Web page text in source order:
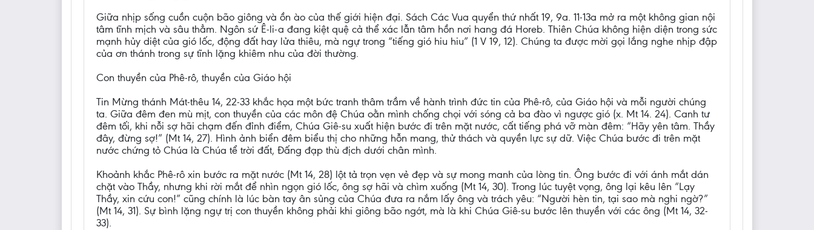
Giữa nhịp sống cuồn cuộn bão giông và ồn ào của thế giới hiện đại. Sách Các Vua quyển thứ nhất 19, 9a. 11-13a mở ra một không gian nội
tâm tĩnh mịch và sâu thẳm. Ngôn sứ Ê-li-a đang kiệt quệ cả thể xác lẫn tâm hồn nơi hang đá Horeb. Thiên Chúa không hiện diện trong sức
mạnh hủy diệt của gió lốc, động đất hay lửa thiêu, mà ngự trong “tiếng gió hiu hiu” (1 V 19, 12). Chúng ta được mời gọi lắng nghe nhịp đập
của ơn thánh trong sự tĩnh lặng khiêm nhu của đời thường.
Con thuyền của Phê-rô, thuyền của Giáo hội
Tin Mừng thánh Mát-thêu 14, 22-33 khắc họa một bức tranh thâm trầm về hành trình đức tin của Phê-rô, của Giáo hội và mỗi người chúng
ta. Giữa đêm đen mù mịt, con thuyền của các môn đệ Chúa oằn mình chống chọi với sóng cả ba đào vì ngược gió (x. Mt 14. 24). Canh tư
đêm tối, khi nỗi sợ hãi chạm đến đỉnh điểm, Chúa Giê-su xuất hiện bước đi trên mặt nước, cất tiếng phá vỡ màn đêm: “Hãy yên tâm. Thầy
đây, đừng sợ!” (Mt 14, 27). Hình ảnh biển đêm biểu thị cho những hỗn mang, thử thách và quyền lực sự dữ. Việc Chúa bước đi trên mặt
nước chứng tỏ Chúa là Chúa tể trời đất, Đấng đạp thù địch dưới chân mình.
Khoảnh khắc Phê-rô xin bước ra mặt nước (Mt 14, 28) lột tả trọn vẹn vẻ đẹp và sự mong manh của lòng tin. Ông bước đi với ánh mắt dán
chặt vào Thầy, nhưng khi rời mắt để nhìn ngọn gió lốc, ông sợ hãi và chìm xuống (Mt 14, 30). Trong lúc tuyệt vọng, ông lại kêu lên “Lạy
Thầy, xin cứu con!” cũng chính là lúc bàn tay ân sủng của Chúa đưa ra nắm lấy ông và trách yêu: “Người hèn tin, tại sao mà nghi ngờ?”
(Mt 14, 31). Sự bình lặng ngự trị con thuyền không phải khi giông bão ngớt, mà là khi Chúa Giê-su bước lên thuyền với các ông (Mt 14, 32-
33).